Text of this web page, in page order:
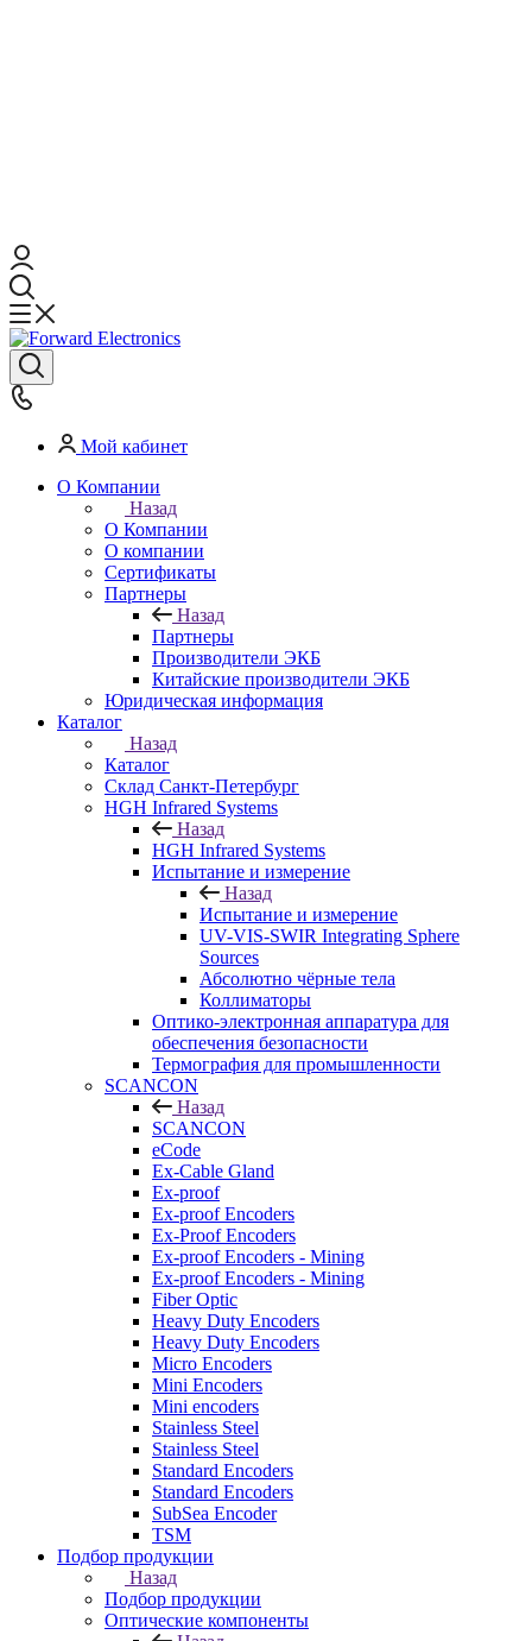
Мой кабинет
О Компании
Назад
О Компании
О компании
Сертификаты
Партнеры
Назад
Партнеры
Производители ЭКБ
Китайские производители ЭКБ
Юридическая информация
Каталог
Назад
Каталог
Cклад Санкт-Петербург
HGH Infrared Systems
Назад
HGH Infrared Systems
Испытание и измерение
Назад
Испытание и измерение
UV-VIS-SWIR Integrating Sphere
Sources
Абсолютно чёрные тела
Коллиматоры
Оптико-электронная аппаратура для
обеспечения безопасности
Термография для промышленности
SCANCON
Назад
SCANCON
eCode
Ex-Cable Gland
Ex-proof
Ex-proof Encoders
Ex-Proof Encoders
Ex-proof Encoders - Mining
Ex-proof Encoders - Mining
Fiber Optic
Heavy Duty Encoders
Heavy Duty Encoders
Micro Encoders
Mini Encoders
Mini encoders
Stainless Steel
Stainless Steel
Standard Encoders
Standard Encoders
SubSea Encoder
TSM
Подбор продукции
Назад
Подбор продукции
Оптические компоненты